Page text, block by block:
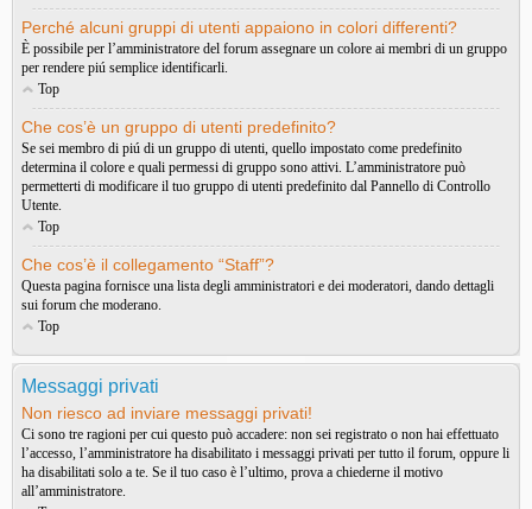
Perché alcuni gruppi di utenti appaiono in colori differenti?
È possibile per l’amministratore del forum assegnare un colore ai membri di un gruppo
per rendere piú semplice identificarli.
Top
Che cos’è un gruppo di utenti predefinito?
Se sei membro di piú di un gruppo di utenti, quello impostato come predefinito
determina il colore e quali permessi di gruppo sono attivi. L’amministratore può
permetterti di modificare il tuo gruppo di utenti predefinito dal Pannello di Controllo
Utente.
Top
Che cos’è il collegamento “Staff”?
Questa pagina fornisce una lista degli amministratori e dei moderatori, dando dettagli
sui forum che moderano.
Top
Messaggi privati
Non riesco ad inviare messaggi privati!
Ci sono tre ragioni per cui questo può accadere: non sei registrato o non hai effettuato
l’accesso, l’amministratore ha disabilitato i messaggi privati per tutto il forum, oppure li
ha disabilitati solo a te. Se il tuo caso è l’ultimo, prova a chiederne il motivo
all’amministratore.